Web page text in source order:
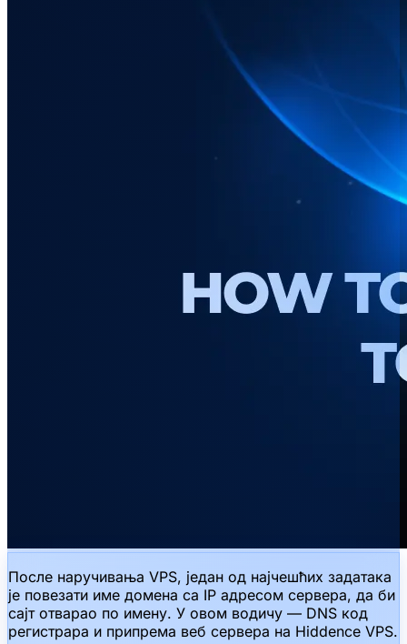
После наручивања VPS, један од најчешћих задатака
је повезати име домена са IP адресом сервера, да би
сајт отварао по имену. У овом водичу — DNS код
регистрара и припрема веб сервера на Hiddence VPS.